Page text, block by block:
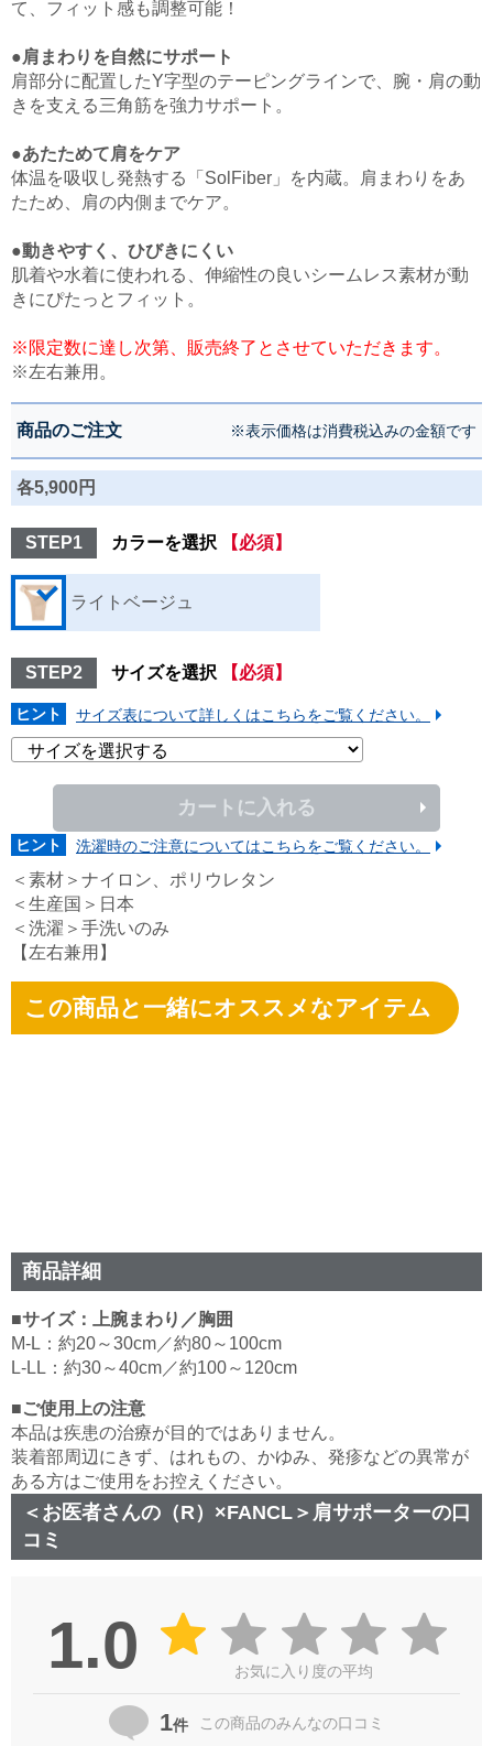
て、フィット感も調整可能！
●肩まわりを自然にサポート
肩部分に配置したY字型のテーピングラインで、腕・肩の動
きを支える三角筋を強力サポート。
●あたためて肩をケア
体温を吸収し発熱する「SolFiber」を内蔵。肩まわりをあ
たため、肩の内側までケア。
●動きやすく、ひびきにくい
肌着や水着に使われる、伸縮性の良いシームレス素材が動
きにぴたっとフィット。
※限定数に達し次第、販売終了とさせていただきます。
※左右兼用。
商品のご注文 ※表示価格は消費税込みの金額です
各5,900円
STEP1 カラーを選択 【必須】
ライトベージュ
STEP2 サイズを選択 【必須】
ヒント サイズ表について詳しくはこちらをご覧ください。
カートに入れる
ヒント 洗濯時のご注意についてはこちらをご覧ください。
＜素材＞ナイロン、ポリウレタン
＜生産国＞日本
＜洗濯＞手洗いのみ
【左右兼用】
この商品と一緒にオススメなアイテム
商品詳細
■サイズ：上腕まわり／胸囲
M-L：約20～30cm／約80～100cm
L-LL：約30～40cm／約100～120cm
■ご使用上の注意
本品は疾患の治療が目的ではありません。
装着部周辺にきず、はれもの、かゆみ、発疹などの異常が
ある方はご使用をお控えください。
＜お医者さんの（R）×FANCL＞肩サポーターの口
コミ
1.0 お気に入り度の平均
1件 この商品のみんなの口コミ